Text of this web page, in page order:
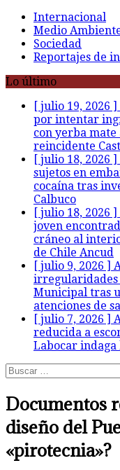
Internacional
Medio
Sociedad
Reportajes de
Lo último
[ julio 19, 2026 ]
por intentar
con yerba mate
reincidente
[ julio 18, 2026 ]
sujetos en
cocaína tras
Calbuco
[ julio 18, 2026 ]
joven
cráneo al
de Chile Ancud
[ julio 9, 2026 ]
irregularidades
Municipal tras
atenciones de
[ julio 7, 2026 ]
reducida a
Labocar indaga
Buscar:
Documentos
diseño del
«pirotecnia»?